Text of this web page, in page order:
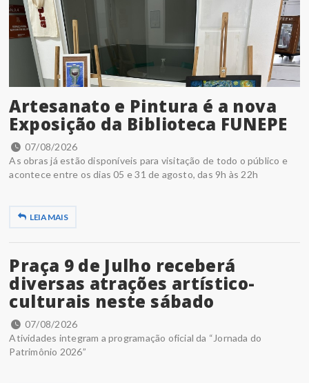
Artesanato e Pintura é a nova
Exposição da Biblioteca FUNEPE
07/08/2026
As obras já estão disponíveis para visitação de todo o público e
acontece entre os dias 05 e 31 de agosto, das 9h às 22h
LEIA MAIS
Praça 9 de Julho receberá
diversas atrações artístico-
culturais neste sábado
07/08/2026
Atividades integram a programação oficial da “Jornada do
Patrimônio 2026”